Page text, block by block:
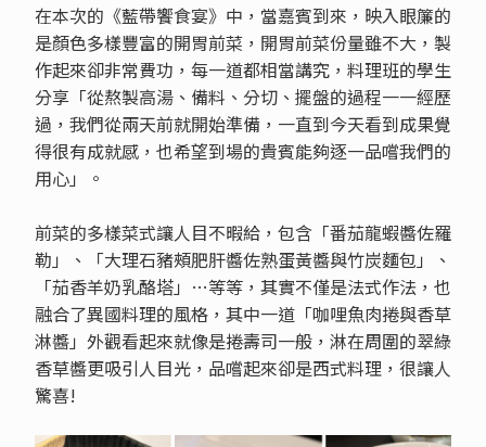
在本次的《藍帶饗食宴》中，當嘉賓到來，映入眼簾的
是顏色多樣豐富的開胃前菜，開胃前菜份量雖不大，製
作起來卻非常費功，每一道都相當講究，料理班的學生
分享「從熬製高湯、備料、分切、擺盤的過程一一經歷
過，我們從兩天前就開始準備，一直到今天看到成果覺
得很有成就感，也希望到場的貴賓能夠逐一品嚐我們的
用心」。
前菜的多樣菜式讓人目不暇給，包含「番茄龍蝦醬佐羅
勒」、「大理石豬頰肥肝醬佐熟蛋黃醬與竹炭麵包」、
「茄香羊奶乳酪塔」…等等，其實不僅是法式作法，也
融合了異國料理的風格，其中一道「咖哩魚肉捲與香草
淋醬」外觀看起來就像是捲壽司一般，淋在周圍的翠綠
香草醬更吸引人目光，品嚐起來卻是西式料理，很讓人
驚喜!